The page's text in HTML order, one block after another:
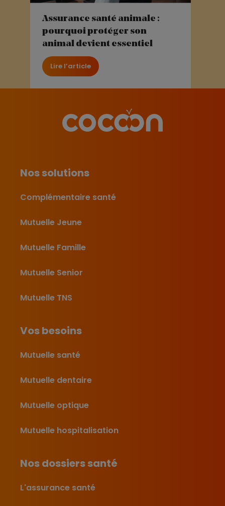
Assurance santé animale :
pourquoi protéger son
animal devient essentiel
Lire l’article
Nos solutions
Complémentaire santé
Mutuelle Jeune
Mutuelle Famille
Mutuelle Senior
Mutuelle TNS
Vos besoins
Mutuelle santé
Mutuelle dentaire
Mutuelle optique
Mutuelle hospitalisation
Nos dossiers santé
L'assurance santé